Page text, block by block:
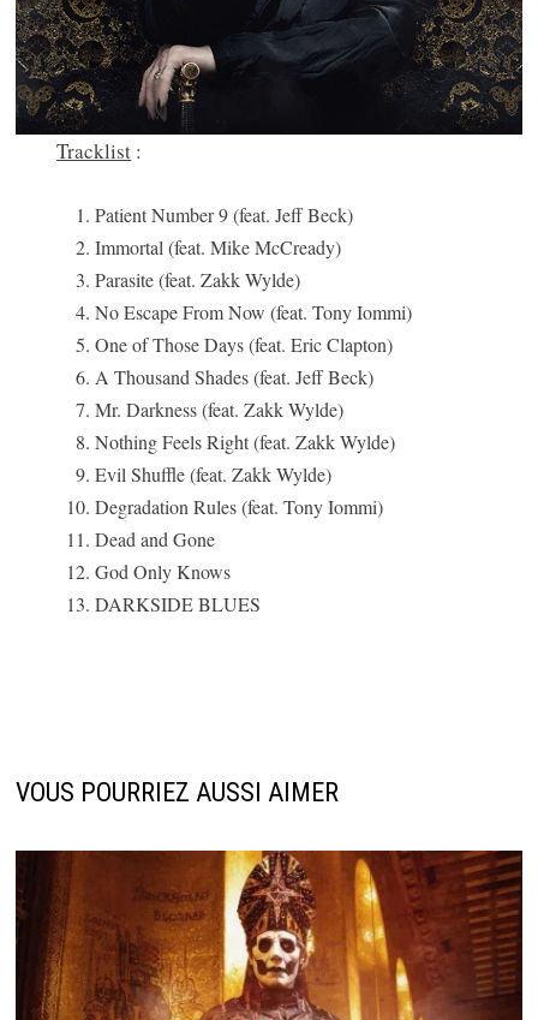
Tracklist :
Patient Number 9 (feat. Jeff Beck)
Immortal (feat. Mike McCready)
Parasite (feat. Zakk Wylde)
No Escape From Now (feat. Tony Iommi)
One of Those Days (feat. Eric Clapton)
A Thousand Shades (feat. Jeff Beck)
Mr. Darkness (feat. Zakk Wylde)
Nothing Feels Right (feat. Zakk Wylde)
Evil Shuffle (feat. Zakk Wylde)
Degradation Rules (feat. Tony Iommi)
Dead and Gone
God Only Knows
DARKSIDE BLUES
VOUS POURRIEZ AUSSI AIMER